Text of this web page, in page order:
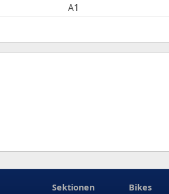
A1
Sektionen Bikes